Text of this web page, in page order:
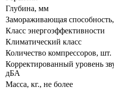
Глубина, мм
Замораживающая
Класс энергоэффективности
Климатический класс
Количество компрессоров, шт.
Корректированный уровень
дБA
Масса, кг., не более